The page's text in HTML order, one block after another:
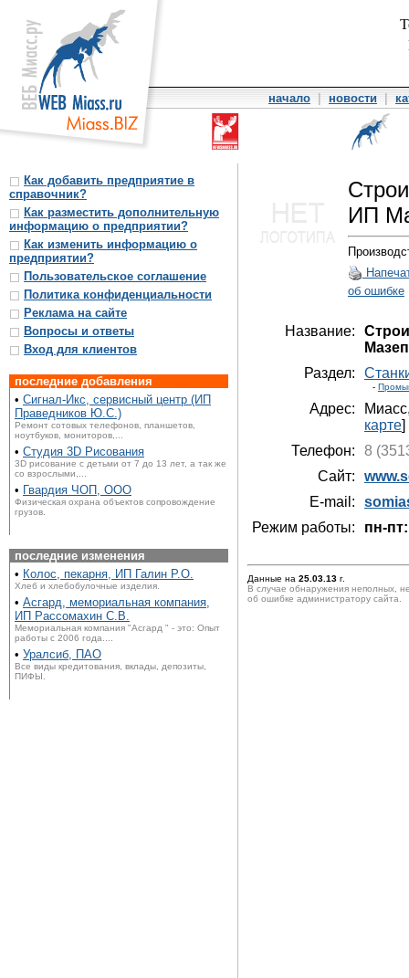
начало новости
Как добавить предприятие в
справочник?
Как разместить дополнительную
информацию о предприятии?
Как изменить информацию о
предприятии?
Пользовательское соглашение
Политика конфиденциальности
Реклама на сайте
Вопросы и ответы
Вход для клиентов
последние добавления
• Сигнал-Икс, сервисный центр (ИП
Праведников Ю.С.)
Ремонт сотовых телефонов, планшетов,
ноутбуков, мониторов,...
• Студия 3D Рисования
3D рисование с детьми от 7 до 13 лет, а так же
со взрослыми,...
• Гвардия ЧОП, ООО
Физическая охрана объектов сопровождение
грузов.
последние изменения
• Колос, пекарня, ИП Галин Р.О.
Хлеб и хлебобулочные изделия.
• Асгард, мемориальная компания,
ИП Рассомахин С.В.
Мемориальная компания "Асгард " - это: Опыт
работы с 2006 года....
• Уралсиб, ПАО
Все виды кредитования, вклады, депозиты,
ПИФЫ.
ИП
об ошибке
Название:
Раздел:
-
Адрес:
карте]
Телефон:
8
Сайт:
E-mail:
Режим работы:
пн-
Данные на 25.03.13 г.
В случае обнаружения неполных,
об ошибке администратору сайта.